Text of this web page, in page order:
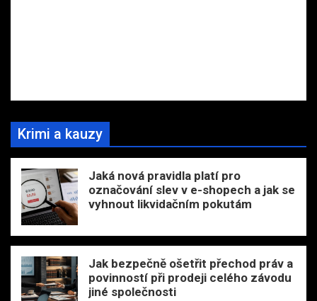
Krimi a kauzy
Jaká nová pravidla platí pro
označování slev v e-shopech a jak se
vyhnout likvidačním pokutám
Jak bezpečně ošetřit přechod práv a
povinností při prodeji celého závodu
jiné společnosti